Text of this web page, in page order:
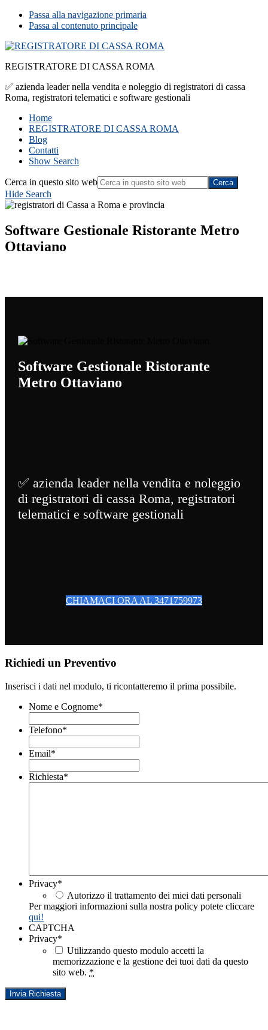
Passa alla navigazione primaria
Passa al contenuto principale
REGISTRATORE DI CASSA ROMA
✅ azienda leader nella vendita e noleggio di registratori di cassa
Roma, registratori telematici e software gestionali
Home
REGISTRATORE DI CASSA ROMA
Blog
Contatti
Show Search
Cerca in questo sito web
Hide Search
Software Gestionale Ristorante Metro
Ottaviano
Software Gestionale Ristorante
Metro Ottaviano
✅ azienda leader nella vendita e noleggio
di registratori di cassa Roma, registratori
telematici e software gestionali
CHIAMACI ORA AL 3471759973
Richiedi un Preventivo
Inserisci i dati nel modulo, ti ricontatteremo il prima possibile.
Nome e Cognome*
Telefono*
Email*
Richiesta*
Privacy*
Autorizzo il trattamento dei miei dati personali
Per maggiori informazioni sulla nostra policy potete cliccare
qui!
CAPTCHA
Privacy*
Utilizzando questo modulo accetti la
memorizzazione e la gestione dei tuoi dati da questo
sito web. *